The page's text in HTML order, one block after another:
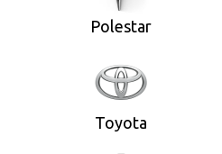
Polestar
Toyota